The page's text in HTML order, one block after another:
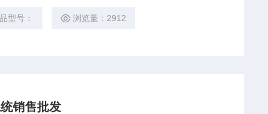
监测系统、实时监测系统出厂价价格
型号： 浏览量：2912
销售批发